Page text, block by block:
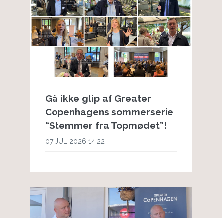
Gå ikke glip af Greater
Copenhagens sommerserie
“Stemmer fra Topmødet”!
07 JUL 2026 14:22